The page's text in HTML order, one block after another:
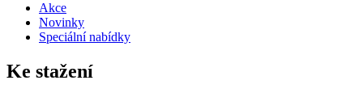
Akce
Novinky
Speciální nabídky
Ke stažení